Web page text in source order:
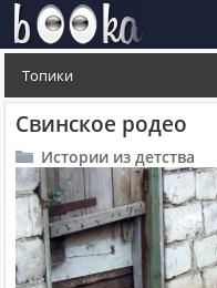
Топики
Свинское родео
Истории из детства